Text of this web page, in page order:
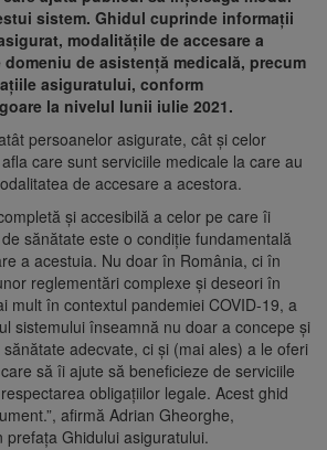
sistem. Ghidul cuprinde informaţii
modalităţile de accesare a
de asistenţă medicală, precum
asiguratului, conform
la nivelul lunii iulie 2021.
persoanelor asigurate, cât şi celor
care sunt serviciile medicale la care au
de accesare a acestora.
şi accesibilă a celor pe care îi
sănătate este o condiţie fundamentală
a acestuia. Nu doar în România, ci în
reglementări complexe şi deseori în
mult în contextul pandemiei COVID-19, a
sistemului înseamnă nu doar a concepe şi
adecvate, ci şi (mai ales) a le oferi
să îi ajute să beneficieze de serviciile
obligaţiilor legale. Acest ghid
afirmă Adrian Gheorghe,
prefaţa Ghidului asiguratului.